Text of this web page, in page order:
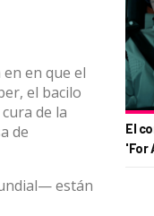
en que el
el bacilo
de la
de
están
El
'For